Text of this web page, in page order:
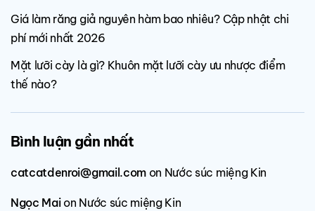
Giá làm răng giả nguyên hàm bao nhiêu? Cập nhật chi
phí mới nhất 2026
Mặt lưỡi cày là gì? Khuôn mặt lưỡi cày ưu nhược điểm
thế nào?
Bình luận gần nhất
catcatdenroi@gmail.comon Nước súc miệng Kin
Ngọc Maion Nước súc miệng Kin